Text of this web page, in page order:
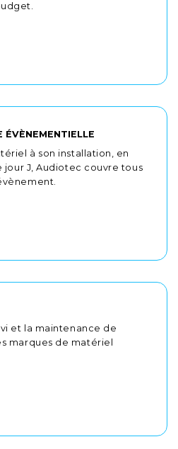
ÉVÈNEMENTIELLE
à son installation, en
jour J, Audiotec couvre tous
et la maintenance de
marques de matériel